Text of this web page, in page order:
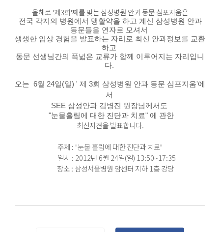
올해로 '제3회'째를 맞는삼성병원 안과 동문 심포지움은
전국 각지의 병원에서 맹활약을 하고 계신 삼성병원 안과
동문들을 연자로 모셔서
생생한 임상 경험을 발표하는 자리로 최신 안과정보를 교환
하고
동문 선생님간의 폭넓은 교류가 함께 이루어지는 자리입니
다.
오는 6월 24일(일) ' 제 3회 삼성병원 안과 동문 심포지움'에
서
SEE 삼성안과 김병진 원장님께서도
"눈물흘림에 대한 진단과 치료" 에 관한
최신지견을 발표합니다.
주제 : "눈물 흘림에 대한 진단과 치료"
일시 : 2012년 6월 24일(일) 13:50~17:35
장소 : 삼성서울병원 암센터 지하 1층 강당